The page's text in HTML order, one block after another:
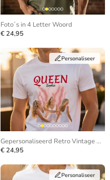
Foto´s in 4 Letter Woord
€ 24,95
Personaliseer
Gepersonaliseerd Retro Vintage Bootleg T-shirt
€ 24,95
Personaliseer